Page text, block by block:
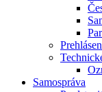
Samospráva